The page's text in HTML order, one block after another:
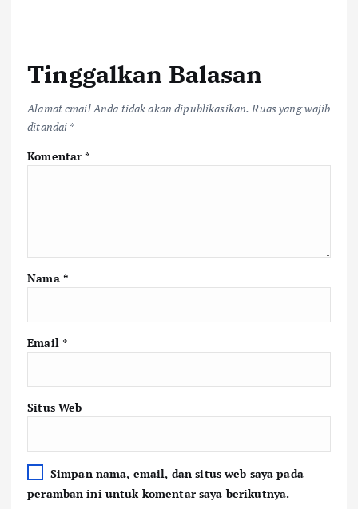
Tinggalkan Balasan
Alamat email Anda tidak akan dipublikasikan. Ruas yang wajib
ditandai *
Komentar*
Nama *
Email *
Situs Web
Simpan nama, email, dan situs web saya pada
peramban ini untuk komentar saya berikutnya.